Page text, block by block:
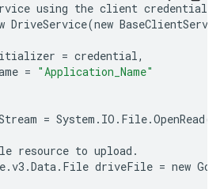
using the client credentials
DriveService(new
= credential,
= "Application_Name"
= System . IO . File.OpenRead(
resource to upload .
.v3 .Data. File driveFile = new